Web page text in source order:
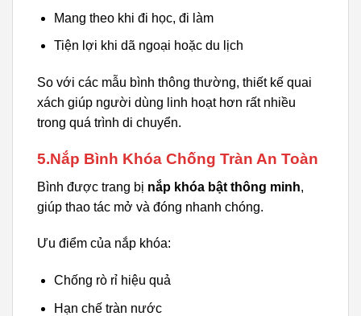
Mang theo khi đi học, đi làm
Tiện lợi khi dã ngoại hoặc du lịch
So với các mẫu bình thông thường, thiết kế quai
xách giúp người dùng linh hoạt hơn rất nhiều
trong quá trình di chuyển.
5.Nắp Bình Khóa Chống Tràn An Toàn
Bình được trang bị nắp khóa bật thông minh,
giúp thao tác mở và đóng nhanh chóng.
Ưu điểm của nắp khóa:
Chống rò rỉ hiệu quả
Hạn chế tràn nước